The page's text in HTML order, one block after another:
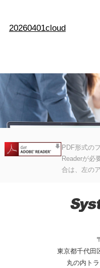
20260401cloud
PDF形式の
Readerが必
合は、左の
東京都千代田
丸の内ト